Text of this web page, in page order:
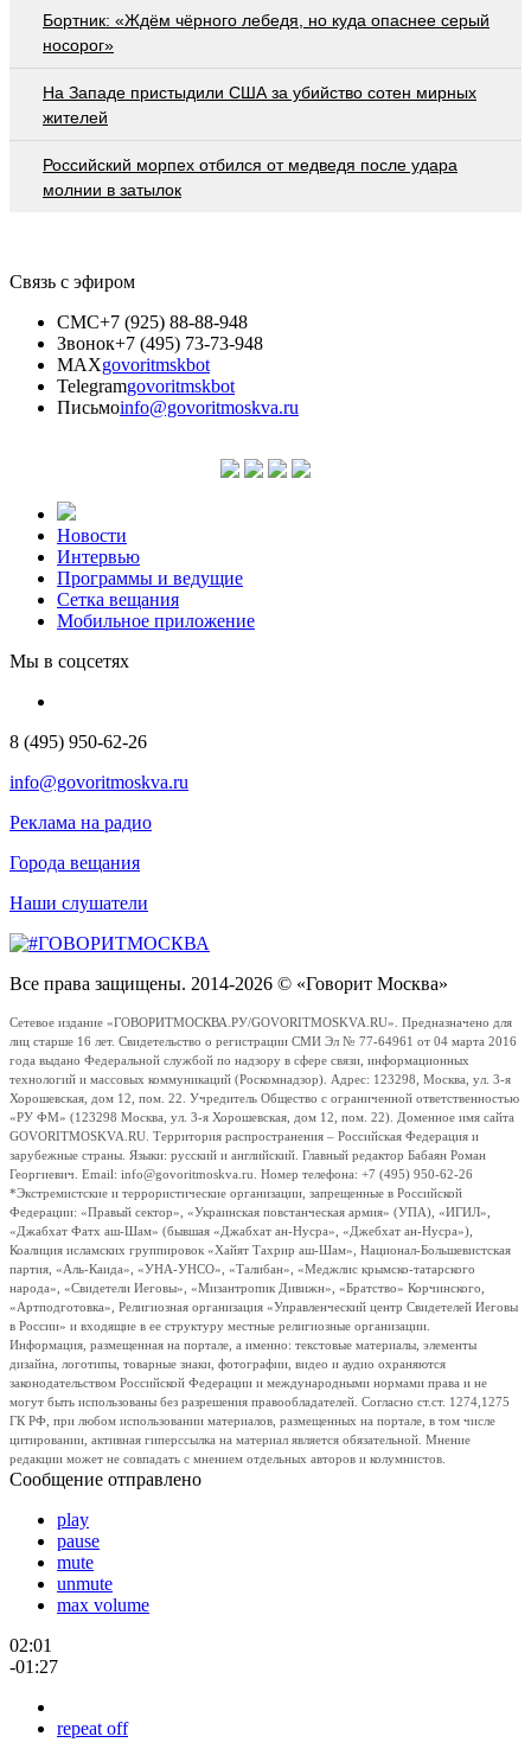
Бортник: «Ждём чёрного лебедя, но куда опаснее серый
носорог»
На Западе пристыдили США за убийство сотен мирных
жителей
Российский морпех отбился от медведя после удара
молнии в затылок
Связь с эфиром
СМС+7 (925) 88-88-948
Звонок+7 (495) 73-73-948
MAXgovoritmskbot
Telegramgovoritmskbot
Письмоinfo@govoritmoskva.ru
Новости
Интервью
Программы и ведущие
Сетка вещания
Мобильное приложение
Мы в соцсетях
8 (495) 950-62-26
info@govoritmoskva.ru
Реклама на радио
Города вещания
Наши слушатели
Все права защищены. 2014-2026 © «Говорит Москва»
Сетевое издание «ГОВОРИТМОСКВА.РУ/GOVORITMOSKVA.RU». Предназначено для
лиц старше 16 лет. Свидетельство о регистрации СМИ Эл № 77-64961 от 04 марта 2016
года выдано Федеральной службой по надзору в сфере связи, информационных
технологий и массовых коммуникаций (Роскомнадзор). Адрес: 123298, Москва, ул. 3-я
Хорошевская, дом 12, пом. 22. Учредитель Общество с ограниченной ответственностью
«РУ ФМ» (123298 Москва, ул. 3-я Хорошевская, дом 12, пом. 22). Доменное имя сайта
GOVORITMOSKVA.RU. Территория распространения – Российская Федерация и
зарубежные страны. Языки: русский и английский. Главный редактор Бабаян Роман
Георгиевич. Email: info@govoritmoskva.ru. Номер телефона: +7 (495) 950-62-26
*Экстремистские и террористические организации, запрещенные в Российской
Федерации: «Правый сектор», «Украинская повстанческая армия» (УПА), «ИГИЛ»,
«Джабхат Фатх аш-Шам» (бывшая «Джабхат ан-Нусра», «Джебхат ан-Нусра»),
Коалиция исламских группировок «Хайят Тахрир аш-Шам», Национал-Большевистская
партия, «Аль-Каида», «УНА-УНСО», «Талибан», «Меджлис крымско-татарского
народа», «Свидетели Иеговы», «Мизантропик Дивижн», «Братство» Корчинского,
«Артподготовка», Религиозная организация «Управленческий центр Свидетелей Иеговы
в России» и входящие в ее структуру местные религиозные организации.
Информация, размещенная на портале, а именно: текстовые материалы, элементы
дизайна, логотипы, товарные знаки, фотографии, видео и аудио охраняются
законодательством Российской Федерации и международными нормами права и не
могут быть использованы без разрешения правообладателей. Согласно ст.ст. 1274,1275
ГК РФ, при любом использовании материалов, размещенных на портале, в том числе
цитировании, активная гиперссылка на материал является обязательной. Мнение
редакции может не совпадать с мнением отдельных авторов и колумнистов.
Сообщение отправлено
play
pause
mute
unmute
max volume
02:01
-01:27
repeat off